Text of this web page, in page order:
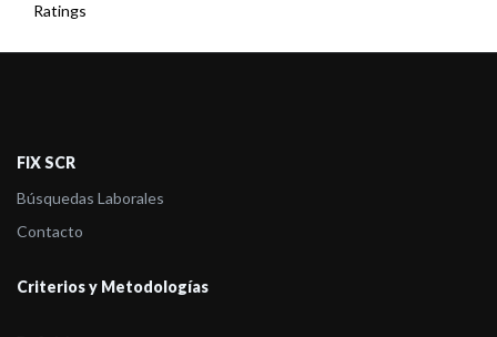
Ratings
-FIX baja las calificaciones de CASA a A-(arg)
Obligaciones Negociab ...
-FIX (afiliada de Fitch) asignó Categoría A(arg) a las Obligac ...
FIX SCR
Búsquedas Laborales
Contacto
Criterios y Metodologías